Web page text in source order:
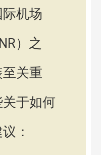
机场
）之
关重
于如何
：